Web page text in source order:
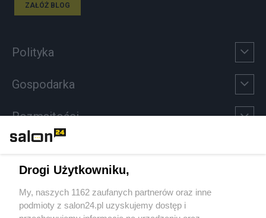
ZAŁÓŻ BLOG
Polityka
Gospodarka
Rozmaitości
Sport
Społeczeństwo
Drogi Użytkowniku,
My, naszych 1162 zaufanych partnerów oraz inne
podmioty z salon24.pl uzyskujemy dostęp i